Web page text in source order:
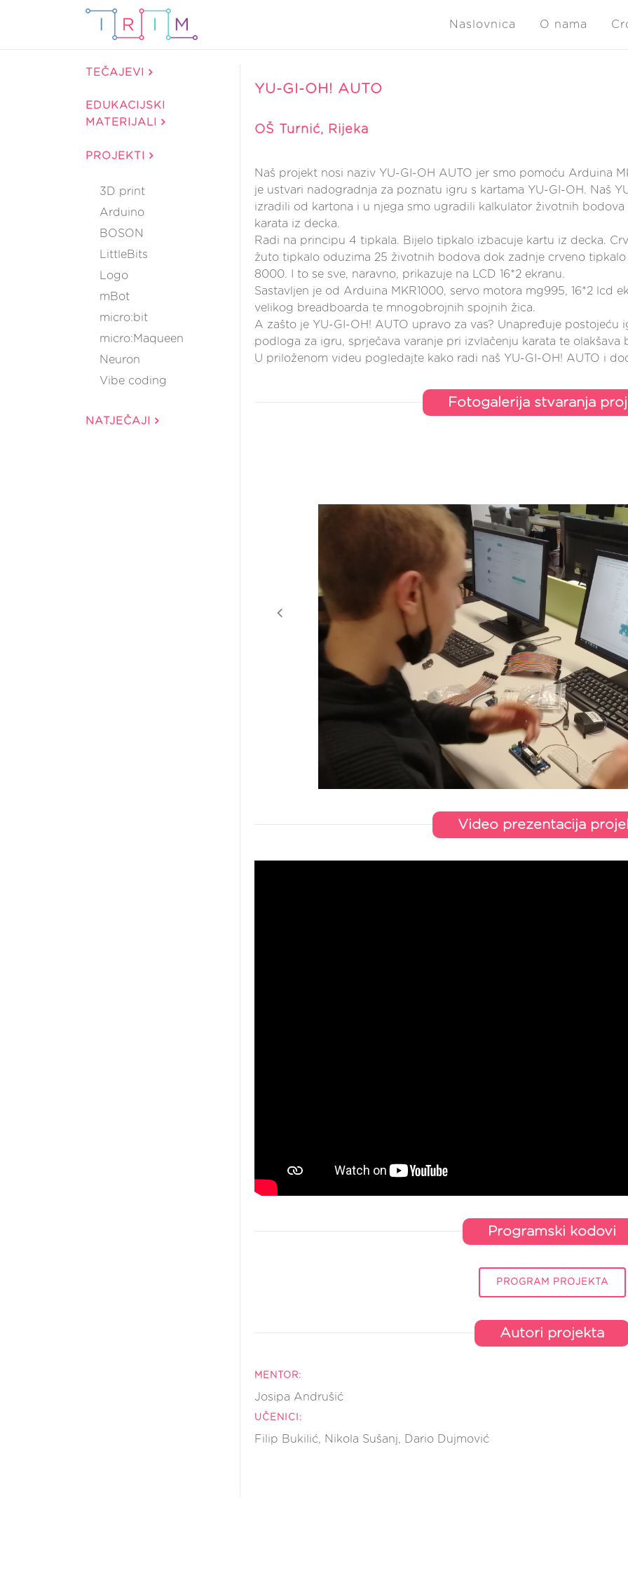
Naslovnica O nama
TEČAJEVI
EDUKACIJSKI
MATERIJALI
PROJEKTI
3D print
Arduino
BOSON
LittleBits
Logo
mBot
micro:bit
micro:Maqueen
Neuron
Vibe coding
NATJEČAJI
YU-GI-OH! AUTO
OŠ Turnić, Rijeka
Naš projekt nosi naziv YU-GI-OH AUTO jer smo pomoću Arduina
je ustvari nadogradnja za poznatu igru s kartama YU-GI-OH. Naš
izradili od kartona i u njega smo ugradili kalkulator životnih
karata iz decka.
Radi na principu 4 tipkala. Bijelo tipkalo izbacuje kartu iz decka.
žuto tipkalo oduzima 25 životnih bodova dok zadnje crveno
8000. I to se sve, naravno, prikazuje na LCD 16*2 ekranu.
Sastavljen je od Arduina MKR1000, servo motora mg995, 16*2 lcd
velikog breadboarda te mnogobrojnih spojnih žica.
A zašto je YU-GI-OH! AUTO upravo za vas? Unapređuje postojeću
podloga za igru, sprječava varanje pri izvlačenju karata te olakšava
U priloženom videu pogledajte kako radi naš YU-GI-OH! AUTO i
Fotogalerija stvaranja
Video prezentacija
Programski kodovi
PROGRAM PROJEKTA
Autori projekta
MENTOR:
Josipa Andrušić
UČENICI:
Filip Bukilić, Nikola Sušanj, Dario Dujmović